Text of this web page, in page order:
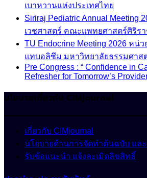
เบาหวานแห่งประเทศไทย
Siriraj Pediatric Annual Meeting
เวชศาสตร์ คณะแพทยศาสตร์ศิริร
TU Endocrine Meeting 2026 หน่
แทบอลิซึม มหาวิทยาลัยธรรมศาส
Pre Congress : “ Confidence in
Refresher for Tomorrow’s
นโยบายเกี่ยวกับ CIMjournal
เกี่ยวกับ CIMjournal
นโยบายด้านการจัดทำต้นฉบับ แล
รับข้อแนะนำ แจ้งละเมิดลิขสิทธิ์